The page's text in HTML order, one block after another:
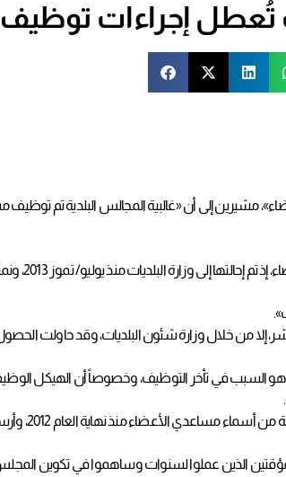
تُعطل إجراءات
مشيرين إلى أن «غالبية المجالس البلدية تم
إلى ذلك، قال
إلا من خلال وزارة شئون البلديات، وقد حاولت
السبب في تأخر التوظيف، وخصوصاً أن الهيكل
الذين عملوا لسنوات وساهموا في تكوين